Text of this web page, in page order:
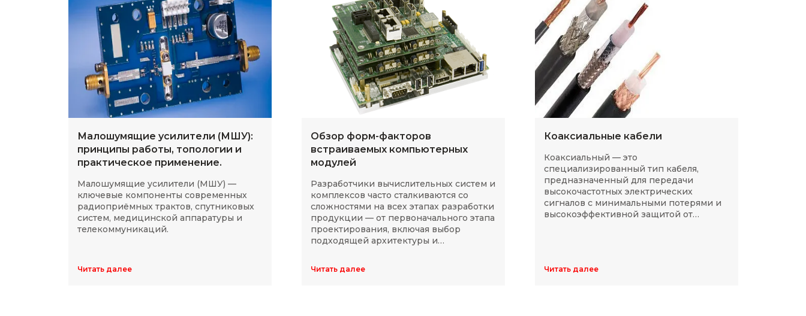
Малошумящие усилители (МШУ):
принципы работы, топологии и
практическое применение.
Малошумящие усилители (МШУ) —
ключевые компоненты современных
радиоприёмных трактов, спутниковых
систем, медицинской аппаратуры и
телекоммуникаций.
Читать далее
Обзор форм-факторов
встраиваемых компьютерных
модулей
Разработчики вычислительных систем и
комплексов часто сталкиваются со
сложностями на всех этапах разработки
продукции — от первоначального этапа
проектирования, включая выбор
подходящей архитектуры и
длительного массового производства.
Читать далее
Коаксиальные кабели
Коаксиальный — это
специализированный тип кабеля,
предназначенный для передачи
высокочастотных электрических
сигналов с минимальными потерями и
высокоэффективной защитой от
Читать далее